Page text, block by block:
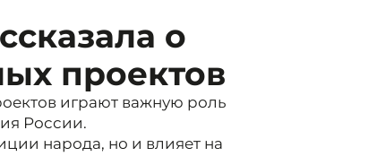
о
проектов
играют важную роль
России.
народа, но и влияет на